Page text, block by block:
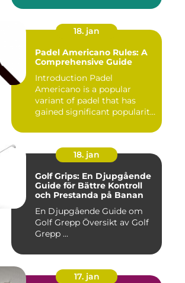
18. jan
Padel Americano Rules: A
Comprehensive Guide
Introduction Padel
Americano is a popular
variant of padel that has
gained significant popularity
18. jan
Golf Grips: En Djupgående
Guide för Bättre Kontroll
och Prestanda på Banan
En Djupgående Guide om
Golf Grepp Översikt av Golf
Grepp ...
17. jan